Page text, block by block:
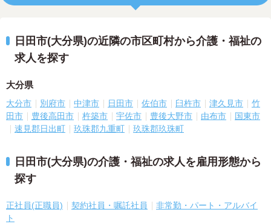
日田市(大分県)の近隣の市区町村から介護・福祉の
求人を探す
大分県
大分市 別府市 中津市 日田市 佐伯市 臼杵市 津久見市
竹
田市
豊後高田市 杵築市 宇佐市 豊後大野市 由布市
国東市
速見郡日出町
玖珠郡九重町 玖珠郡玖珠町
日田市(大分県)の介護・福祉の求人を雇用形態から
探す
正社員(正職員) 契約社員・嘱託社員
非常勤・パート・アルバイ
ト